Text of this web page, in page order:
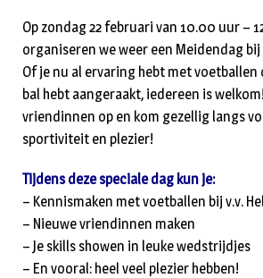
Op zondag 22 februari van 10.00 uur –
organiseren we weer een Meidendag bij
Of je nu al ervaring hebt met
bal hebt aangeraakt, iedereen is
vriendinnen op en kom gezellig langs
sportiviteit en plezier!
Tijdens deze speciale dag kun je:
– Kennismaken met voetballen bij v.v.
– Nieuwe vriendinnen maken
– Je skills showen in leuke wedstrijdjes
– En vooral: heel veel plezier hebben!